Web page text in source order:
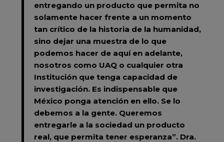
entregando un producto que permita no
solamente hacer frente a un momento
tan crítico de la historia de la humanidad,
sino dejar una muestra de lo que
podemos hacer de aquí en adelante,
nosotros como UAQ o cualquier otra
Institución que tenga capacidad de
investigación. Es indispensable que
México ponga atención en ello. Se lo
debemos a la gente. Queremos
entregarle a la sociedad un producto
real, que permita tener esperanza”. Dra.